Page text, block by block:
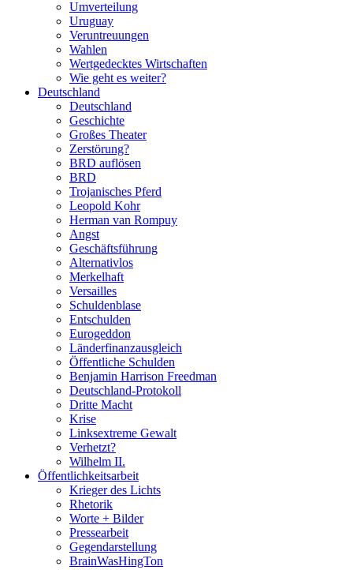
Umverteilung
Uruguay
Veruntreuungen
Wahlen
Wertgedecktes Wirtschaften
Wie geht es weiter?
Deutschland
Deutschland
Geschichte
Großes Theater
Zerstörung?
BRD auflösen
BRD
Trojanisches Pferd
Leopold Kohr
Herman van Rompuy
Angst
Geschäftsführung
Alternativlos
Merkelhaft
Versailles
Schuldenblase
Entschulden
Eurogeddon
Länderfinanzausgleich
Öffentliche Schulden
Benjamin Harrison Freedman
Deutschland-Protokoll
Dritte Macht
Krise
Linksextreme Gewalt
Verhetzt?
Wilhelm II.
Öffentlichkeitsarbeit
Krieger des Lichts
Rhetorik
Worte + Bilder
Pressearbeit
Gegendarstellung
BrainWasHingTon